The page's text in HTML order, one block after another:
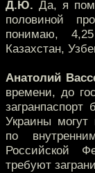
Д.Ю. Да, я
половиной
понимаю,
Казахстан,
Анатолий
времени, до
Украины
по
Российской
требуют